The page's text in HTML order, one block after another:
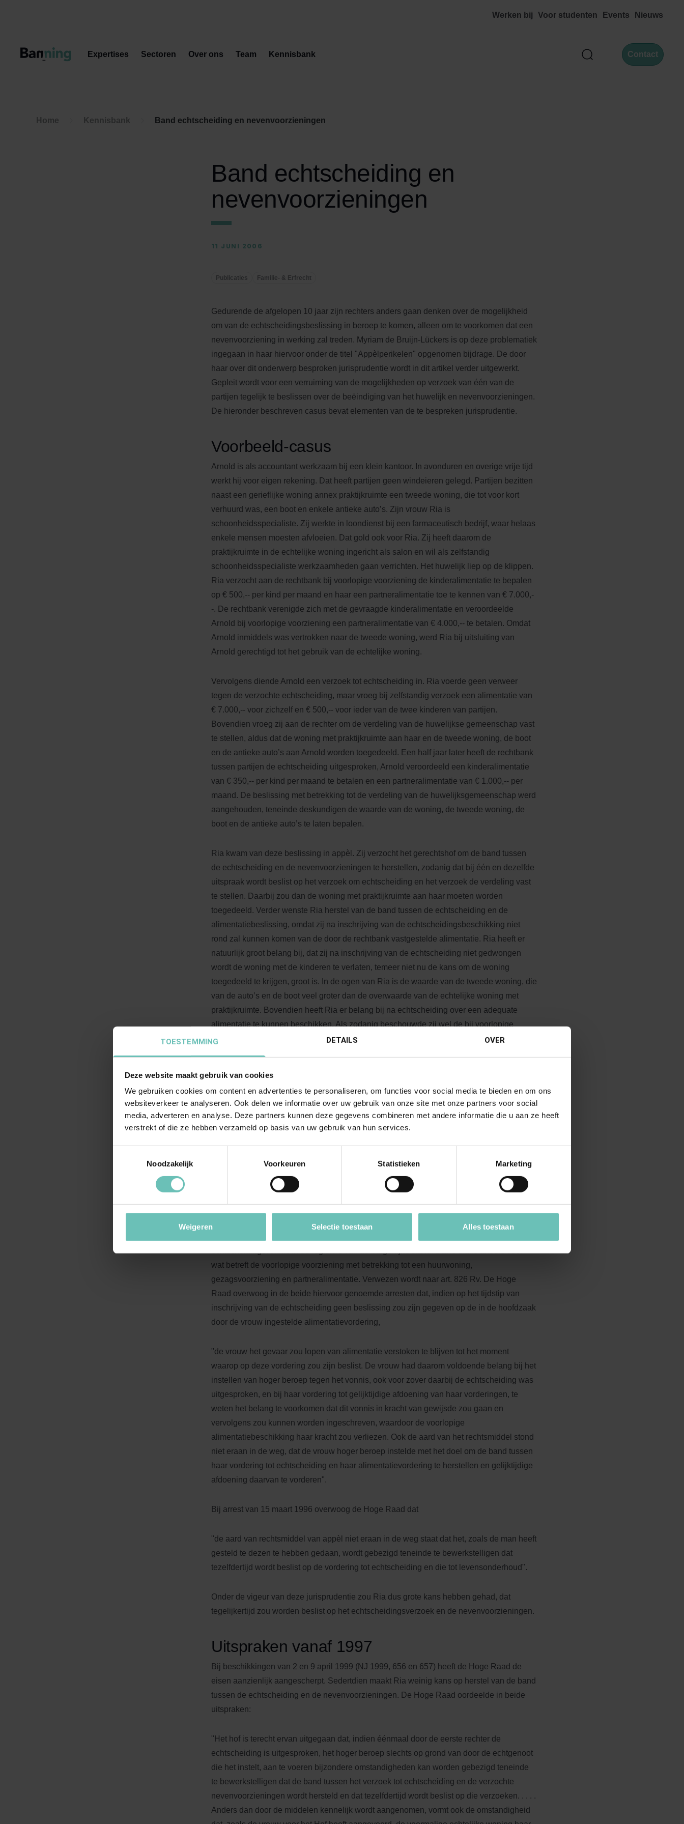
TOESTEMMING DETAILS OVER
Deze website maakt gebruik van cookies
We gebruiken cookies om content en advertenties te personaliseren, om functies voor social media te bieden en om ons
websiteverkeer te analyseren. Ook delen we informatie over uw gebruik van onze site met onze partners voor social
media, adverteren en analyse. Deze partners kunnen deze gegevens combineren met andere informatie die u aan ze heeft
verstrekt of die ze hebben verzameld op basis van uw gebruik van hun services.
Noodzakelijk
Voorkeuren Statistieken Marketing
Weigeren Selectie toestaan Alles toestaan
Werken bij Voor studenten Events Nieuws
Zoek Contact
Expertises Sectoren Over ons Team Kennisbank
Home Kennisbank Band echtscheiding en nevenvoorzieningen
Band echtscheiding en
nevenvoorzieningen
11 JUNI 2006
Publicaties Familie- & Erfrecht
Gedurende de afgelopen 10 jaar zijn rechters anders gaan denken over de mogelijkheid
om van de echtscheidingsbeslissing in beroep te komen, alleen om te voorkomen dat een
nevenvoorziening in werking zal treden. Myriam de Bruijn-Lückers is op deze problematiek
ingegaan in haar hiervoor onder de titel "Appèlperikelen" opgenomen bijdrage. De door
haar over dit onderwerp besproken jurisprudentie wordt in dit artikel verder uitgewerkt.
Gepleit wordt voor een verruiming van de mogelijkheden op verzoek van één van de
partijen tegelijk te beslissen over de beëindiging van het huwelijk en nevenvoorzieningen.
De hieronder beschreven casus bevat elementen van de te bespreken jurisprudentie.
Voorbeeld-casus
Arnold is als accountant werkzaam bij een klein kantoor. In avonduren en overige vrije tijd
werkt hij voor eigen rekening. Dat heeft partijen geen windeieren gelegd. Partijen bezitten
naast een gerieflijke woning annex praktijkruimte een tweede woning, die tot voor kort
verhuurd was, een boot en enkele antieke auto’s. Zijn vrouw Ria is
schoonheidsspecialiste. Zij werkte in loondienst bij een farmaceutisch bedrijf, waar helaas
enkele mensen moesten afvloeien. Dat gold ook voor Ria. Zij heeft daarom de
praktijkruimte in de echtelijke woning ingericht als salon en wil als zelfstandig
schoonheidsspecialiste werkzaamheden gaan verrichten. Het huwelijk liep op de klippen.
Ria verzocht aan de rechtbank bij voorlopige voorziening de kinderalimentatie te bepalen
op € 500,-- per kind per maand en haar een partneralimentatie toe te kennen van € 7.000,-
-. De rechtbank verenigde zich met de gevraagde kinderalimentatie en veroordeelde
Arnold bij voorlopige voorziening een partneralimentatie van € 4.000,-- te betalen. Omdat
Arnold inmiddels was vertrokken naar de tweede woning, werd Ria bij uitsluiting van
Arnold gerechtigd tot het gebruik van de echtelijke woning.
Vervolgens diende Arnold een verzoek tot echtscheiding in. Ria voerde geen verweer
tegen de verzochte echtscheiding, maar vroeg bij zelfstandig verzoek een alimentatie van
€ 7.000,-- voor zichzelf en € 500,-- voor ieder van de twee kinderen van partijen.
Bovendien vroeg zij aan de rechter om de verdeling van de huwelijkse gemeenschap vast
te stellen, aldus dat de woning met praktijkruimte aan haar en de tweede woning, de boot
en de antieke auto’s aan Arnold worden toegedeeld. Een half jaar later heeft de rechtbank
tussen partijen de echtscheiding uitgesproken, Arnold veroordeeld een kinderalimentatie
van € 350,-- per kind per maand te betalen en een partneralimentatie van € 1.000,-- per
maand. De beslissing met betrekking tot de verdeling van de huwelijksgemeenschap werd
aangehouden, teneinde deskundigen de waarde van de woning, de tweede woning, de
boot en de antieke auto’s te laten bepalen.
Ria kwam van deze beslissing in appèl. Zij verzocht het gerechtshof om de band tussen
de echtscheiding en de nevenvoorzieningen te herstellen, zodanig dat bij één en dezelfde
uitspraak wordt beslist op het verzoek om echtscheiding en het verzoek de verdeling vast
te stellen. Daarbij zou dan de woning met praktijkruimte aan haar moeten worden
toegedeeld. Verder wenste Ria herstel van de band tussen de echtscheiding en de
alimentatiebeslissing, omdat zij na inschrijving van de echtscheidingsbeschikking niet
rond zal kunnen komen van de door de rechtbank vastgestelde alimentatie. Ria heeft er
natuurlijk groot belang bij, dat zij na inschrijving van de echtscheiding niet gedwongen
wordt de woning met de kinderen te verlaten, temeer niet nu de kans om de woning
toegedeeld te krijgen, groot is. In de ogen van Ria is de waarde van de tweede woning, die
van de auto’s en de boot veel groter dan de overwaarde van de echtelijke woning met
praktijkruimte. Bovendien heeft Ria er belang bij na echtscheiding over een adequate
alimentatie te kunnen beschikken. Als zodanig beschouwde zij wel de bij voorlopige
voorziening vastgestelde bedragen, maar niet de veel lagere bij definitieve beslissing door
Ria te betalen. Dat de rechtbank de partneralimentatie op zo’n laag bedrag heeft
Uitspraken tot 1997
Tot 1997 zou Ria een grote kans hebben gehad, dat de band tussen de beslissing omtrent
de echtscheiding en die ten aanzien van de nevenvoorzieningen zou worden hersteld. Dat
blijkt uit twee uitspraken van de Hoge Raad, te weten die van 26 februari 1993, NJ 1993,
vóór 1 januari 1993 geldende recht gold. Anders dan sedertdien het geval is, verloren
wat betreft de voorlopige voorziening met betrekking tot een huurwoning,
gezagsvoorziening en partneralimentatie. Verwezen wordt naar art. 826 Rv. De Hoge
Raad overwoog in de beide hiervoor genoemde arresten dat, indien op het tijdstip van
inschrijving van de echtscheiding geen beslissing zou zijn gegeven op de in de hoofdzaak
door de vrouw ingestelde alimentatievordering,
"de vrouw het gevaar zou lopen van alimentatie verstoken te blijven tot het moment
waarop op deze vordering zou zijn beslist. De vrouw had daarom voldoende belang bij het
instellen van hoger beroep tegen het vonnis, ook voor zover daarbij de echtscheiding was
uitgesproken, en bij haar vordering tot gelijktijdige afdoening van haar vorderingen, te
weten het belang te voorkomen dat dit vonnis in kracht van gewijsde zou gaan en
vervolgens zou kunnen worden ingeschreven, waardoor de voorlopige
alimentatiebeschikking haar kracht zou verliezen. Ook de aard van het rechtsmiddel stond
niet eraan in de weg, dat de vrouw hoger beroep instelde met het doel om de band tussen
haar vordering tot echtscheiding en haar alimentatievordering te herstellen en gelijktijdige
afdoening daarvan te vorderen".
Bij arrest van 15 maart 1996 overwoog de Hoge Raad dat
"de aard van rechtsmiddel van appèl niet eraan in de weg staat dat het, zoals de man heeft
gesteld te dezen te hebben gedaan, wordt gebezigd teneinde te bewerkstelligen dat
tezelfdertijd wordt beslist op de vordering tot echtscheiding en die tot levensonderhoud".
Onder de vigeur van deze jurisprudentie zou Ria dus grote kans hebben gehad, dat
tegelijkertijd zou worden beslist op het echtscheidingsverzoek en de nevenvoorzieningen.
Uitspraken vanaf 1997
Bij beschikkingen van 2 en 9 april 1999 (NJ 1999, 656 en 657) heeft de Hoge Raad de
eisen aanzienlijk aangescherpt. Sedertdien maakt Ria weinig kans op herstel van de band
tussen de echtscheiding en de nevenvoorzieningen. De Hoge Raad oordeelde in beide
uitspraken:
"Het hof is terecht ervan uitgegaan dat, indien éénmaal door de eerste rechter de
echtscheiding is uitgesproken, het hoger beroep slechts op grond van door de echtgenoot
die het instelt, aan te voeren bijzondere omstandigheden kan worden gebezigd teneinde
te bewerkstelligen dat de band tussen het verzoek tot echtscheiding en de verzochte
nevenvoorzieningen wordt hersteld en dat tezelfdertijd wordt beslist op die verzoeken. . . . .
Anders dan door de middelen kennelijk wordt aangenomen, vormt ook de omstandigheid